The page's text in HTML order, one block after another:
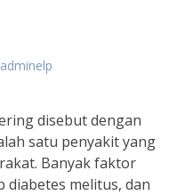
adminelp
disebut dengan
satu penyakit yang
Banyak faktor
diabetes melitus, dan